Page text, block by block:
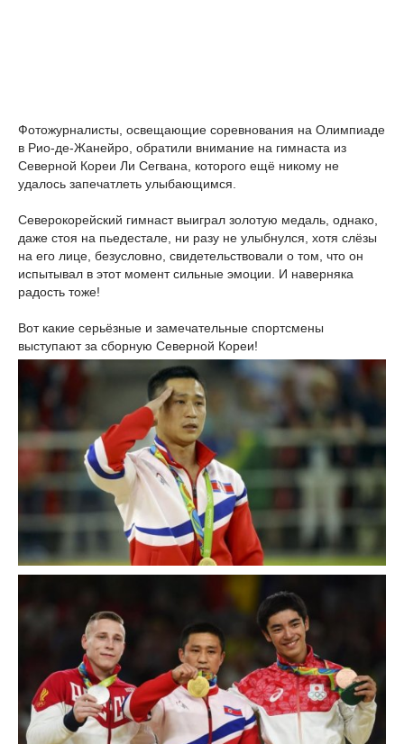
Фотожурналисты, освещающие соревнования на Олимпиаде
в Рио-де-Жанейро, обратили внимание на гимнаста из
Северной Кореи Ли Сегвана, которого ещё никому не
удалось запечатлеть улыбающимся.
Северокорейский гимнаст выиграл золотую медаль, однако,
даже стоя на пьедестале, ни разу не улыбнулся, хотя слёзы
на его лице, безусловно, свидетельствовали о том, что он
испытывал в этот момент сильные эмоции. И наверняка
радость тоже!
Вот какие серьёзные и замечательные спортсмены
выступают за сборную Северной Кореи!